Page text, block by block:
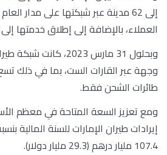
إلى 62 مدينة عبر شبكتها على مدار
العملاء، بالإضافة إلى إطلاق خدمتها
وجهة عبر القارات الست، بما في ذلك
طائرات الشحن فقط.
ومع تعزيز السعة المتاحة في معظم
107.4 مليار درهم (29.3 مليار دولار).